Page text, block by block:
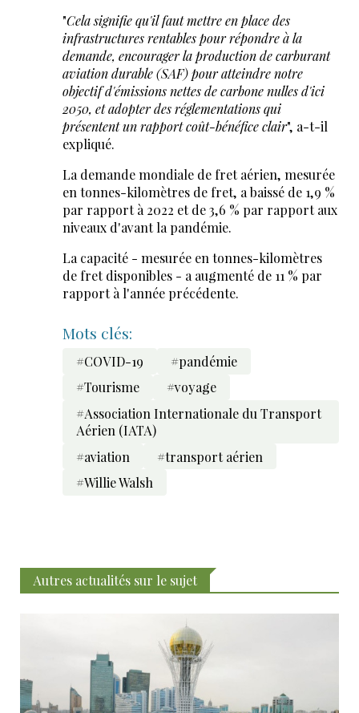
"Cela signifie qu'il faut mettre en place des
infrastructures rentables pour répondre à la
demande, encourager la production de carburant
aviation durable (SAF) pour atteindre notre
objectif d'émissions nettes de carbone nulles d'ici
2050, et adopter des réglementations qui
présentent un rapport coût-bénéfice clair", a-t-il
expliqué.
La demande mondiale de fret aérien, mesurée
en tonnes-kilomètres de fret, a baissé de 1,9 %
par rapport à 2022 et de 3,6 % par rapport aux
niveaux d'avant la pandémie.
La capacité - mesurée en tonnes-kilomètres
de fret disponibles - a augmenté de 11 % par
rapport à l'année précédente.
Mots clés:
#COVID-19
#pandémie
#Tourisme
#voyage
#Association Internationale du Transport
Aérien (IATA)
#aviation
#transport aérien
#Willie Walsh
Autres actualités sur le sujet